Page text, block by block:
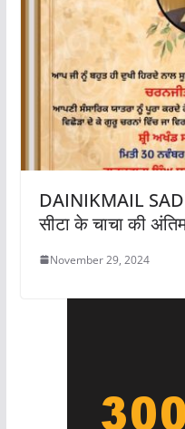
DAINIKMAIL
सीटा के चाचा की
November 29, 2024